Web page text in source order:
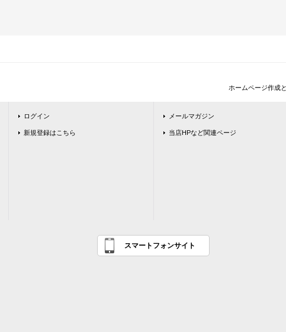
ホームページ作成
ログイン
新規登録はこちら
メールマガジン
当店HPなど関連ページ
スマートフォンサイト